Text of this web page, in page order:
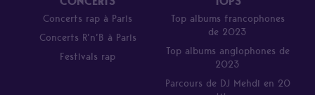
Concerts rap à Paris
Concerts R’n’B à Paris
Festivals rap
Top albums francophones
de 2023
Top albums anglophones de
2023
Parcours de DJ Mehdi en 20